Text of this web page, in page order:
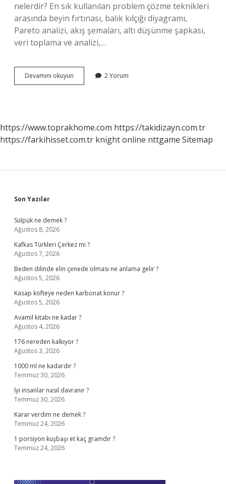
nelerdir? En sık kullanılan problem çözme teknikleri
arasında beyin fırtınası, balık kılçığı diyagramı,
Pareto analizi, akış şemaları, altı düşünme şapkası,
veri toplama ve analizi,…
Devamını okuyun Problem
Çözme
2 Yorum
https://www.toprakhome.com https://takidizayn.com.tr
https://farkihisset.com.tr knight online nttgame Sitemap
Sidebar
Son Yazılar
Sülpük ne demek ?
Ağustos 8, 2026
Kafkas Türkleri Çerkez mi ?
Ağustos 7, 2026
Beden dilinde elin çenede olması ne anlama gelir ?
Ağustos 5, 2026
Kasap köfteye neden karbonat konur ?
Ağustos 5, 2026
Avamil kitabı ne kadar ?
Ağustos 4, 2026
176 nereden kalkıyor ?
Ağustos 3, 2026
1000 ml ne kadardır ?
Temmuz 30, 2026
İyi insanlar nasıl davranır ?
Temmuz 30, 2026
Karar verdim ne demek ?
Temmuz 24, 2026
1 porsiyon kuşbaşı et kaç gramdır ?
Temmuz 24, 2026